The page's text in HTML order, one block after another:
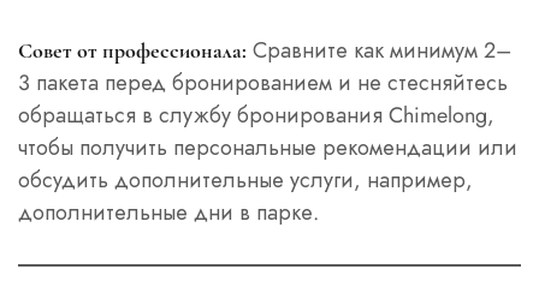
Совет от профессионала: Сравните как минимум 2–
3 пакета перед бронированием и не стесняйтесь
обращаться в службу бронирования Chimelong,
чтобы получить персональные рекомендации или
обсудить дополнительные услуги, например,
дополнительные дни в парке.